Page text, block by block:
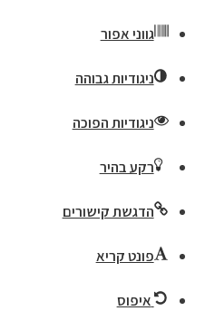
גווני אפור
ניגודיות גבוהה
ניגודיות הפוכה
רקע בהיר
הדגשת קישורים
פונט קריא
איפוס